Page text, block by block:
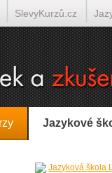
Jazykové
SlevyKurzů.cz
Tlumočení-